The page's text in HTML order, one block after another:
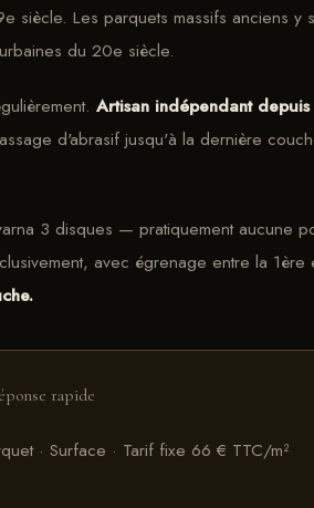
siècle. Les parquets massifs anciens y
du 20e siècle.
Artisan indépendant
d'abrasif jusqu'à la dernière
3 disques — pratiquement aucune
avec égrenage entre la 1ère
rapide
· Surface · Tarif fixe 66 € TTC/m²